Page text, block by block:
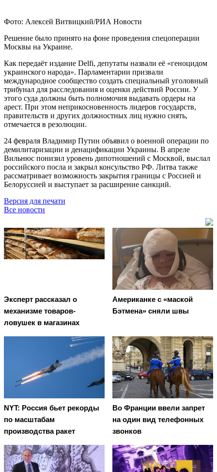
Фото: Алексей Витвицкий/РИА Новости
Решение было принято на фоне проведения спецоперации
Москвы на Украине.
Как передаёт издание Delfi, депутаты назвали её «геноцидом
украинского народа». Парламентарии призвали
международное сообщество создать специальный уголовный
трибунал для расследования и оценки действий России. У
этого суда должны быть полномочия выдавать ордеры на
арест. При этом неприкосновенность лидеров государств,
правительств и других должностных лиц нужно снять,
отмечается в резолюции.
24 февраля Владимир Путин объявил о военной операции по
демилитаризации и денацификации Украины. В апреле
Вильнюс понизил уровень дипотношений с Москвой, выслал
российского посла и закрыл консульство РФ. Литва также
рассматривает возможность закрытия границы с Россией и
Белоруссией и выступает за расширение санкций.
Версия для печати
Все новости
Эксперт рассказал о
механизме товаров-
ловушек в магазинах
Американке с «маской
Бэтмена» сняли швы
NYT: Россия бьет рекорды
по масштабам
производства ракет
Во Франции ввели запрет
на один вид телефонных
звонков